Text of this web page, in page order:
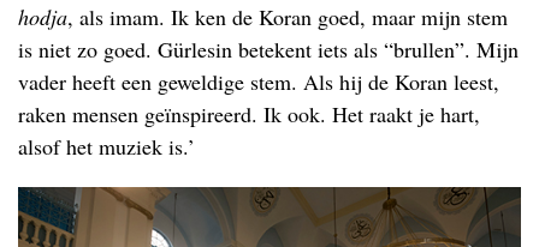
hodja, als imam. Ik ken de Koran goed, maar mijn stem
is niet zo goed. Gürlesin betekent iets als “brullen”. Mijn
vader heeft een geweldige stem. Als hij de Koran leest,
raken mensen geïnspireerd. Ik ook. Het raakt je hart,
alsof het muziek is.’